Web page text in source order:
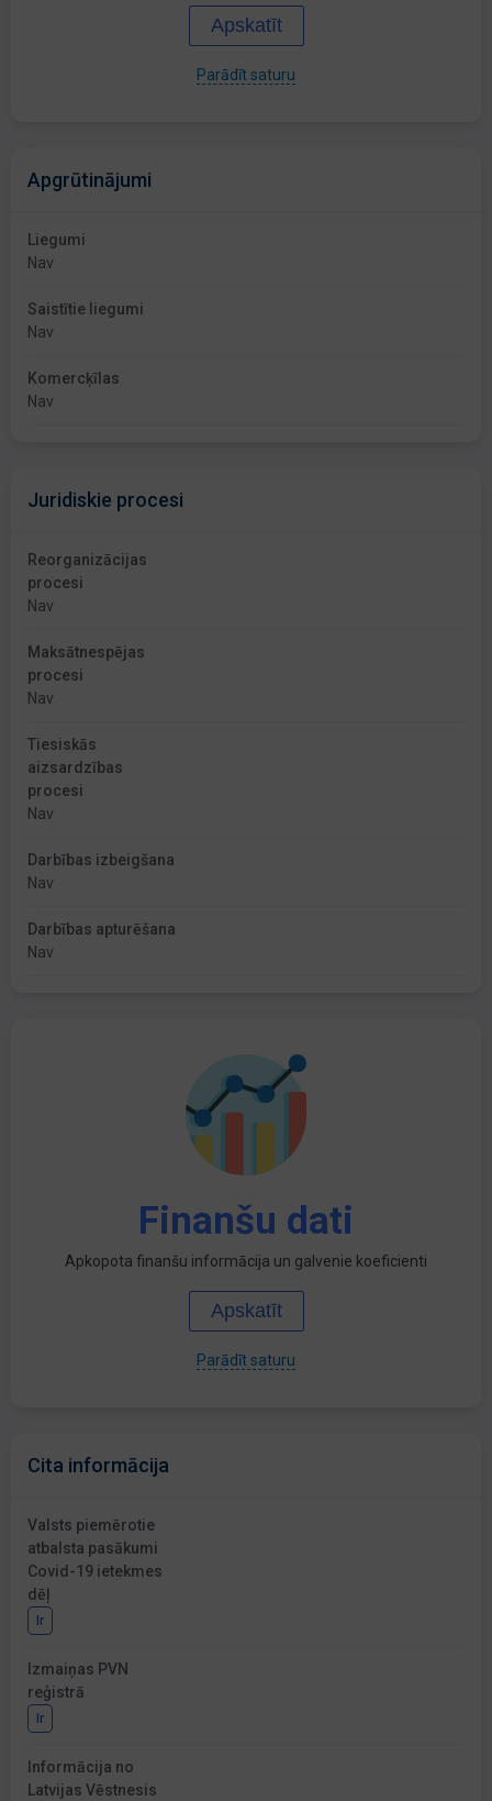
Apskatīt
Parādīt saturu
Apgrūtinājumi
Liegumi
Nav
Saistītie liegumi
Nav
Komercķīlas
Nav
Juridiskie procesi
Reorganizācijas
procesi
Nav
Maksātnespējas
procesi
Nav
Tiesiskās
aizsardzības
procesi
Nav
Darbības izbeigšana
Nav
Darbības apturēšana
Nav
Finanšu dati
Apkopota finanšu informācija un galvenie koeficienti
Apskatīt
Parādīt saturu
Cita informācija
Valsts piemērotie
atbalsta pasākumi
Covid-19 ietekmes
dēļ
Ir
Izmaiņas PVN
reģistrā
Ir
Informācija no
Latvijas Vēstnesis